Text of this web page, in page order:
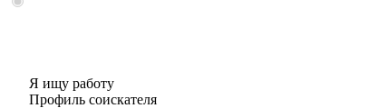
Я ищу работу
Профиль соискателя